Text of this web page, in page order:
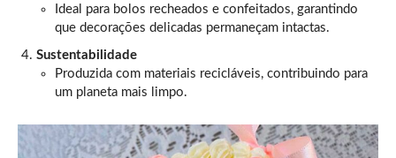
Ideal para bolos recheados e confeitados, garantindo
que decorações delicadas permaneçam intactas.
Sustentabilidade
Produzida com materiais recicláveis, contribuindo para
um planeta mais limpo.